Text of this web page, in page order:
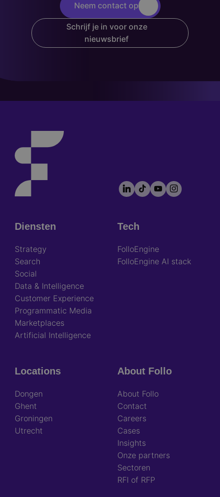
Neem contact op
Schrijf je in voor onze
nieuwsbrief
Footer
socials
LinkedIn
TikTokYouTubeInstagram
Footer
Diensten
Strategy
Search
Social
Data & Intelligence
Customer Experience
Programmatic Media
Marketplaces
Artificial Intelligence
Tech
FolloEngine
FolloEngine AI stack
Locations
Dongen
Ghent
Groningen
Utrecht
About Follo
About Follo
Contact
Careers
Cases
Insights
Onze partners
Sectoren
RFI of RFP